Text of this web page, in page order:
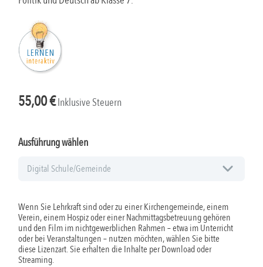
55,00€Inklusive Steuern
Ausführung wählen
Wenn Sie Lehrkraft sind oder zu einer Kirchengemeinde, einem
Verein, einem Hospiz oder einer Nachmittagsbetreuung gehören
und den Film im nichtgewerblichen Rahmen – etwa im Unterricht
oder bei Veranstaltungen – nutzen möchten, wählen Sie bitte
diese Lizenzart. Sie erhalten die Inhalte per Download oder
Streaming.